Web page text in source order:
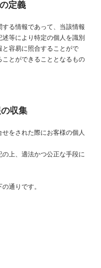
定義
する情報であって、当該情報
等により特定の個人を識別
容易に照合することがで
とができることとなるもの
収集
をされた際にお客様の個人
上、適法かつ公正な手段に
通りです。